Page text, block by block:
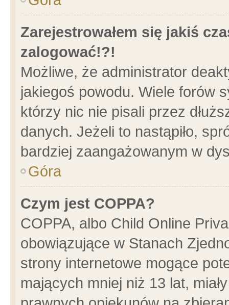
Zarejestrowałem się jakiś
zalogować!?!
Możliwe, że administrator
jakiegoś powodu. Wiele forów
którzy nic nie pisali przez
danych. Jeżeli to nastąpiło,
bardziej zaangażowanym w
Góra
Czym jest COPPA?
COPPA, albo Child Online
obowiązujące w Stanach
strony internetowe mogące
mających mniej niż 13 lat,